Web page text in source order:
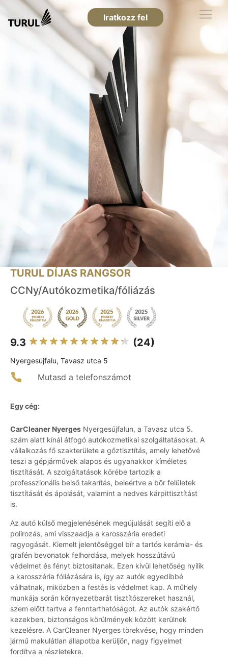
Iratkozz fel
TURUL DÍJAS RANGSOR
CCNy/Autókozmetika/fóliázás
9.3 (24)
Nyergesújfalu, Tavasz utca 5
Mutasd a telefonszámot
Egy cég:
CarCleaner Nyerges Nyergesújfalun, a Tavasz utca 5.
szám alatt kínál átfogó autókozmetikai szolgáltatásokat. A
vállalkozás fő szakterülete a gőztisztítás, amely lehetővé
teszi a gépjárművek alapos és ugyanakkor kíméletes
tisztítását. A szolgáltatások körébe tartozik a
professzionális belső takarítás, beleértve a bőr felületek
tisztítását és ápolását, valamint a nedves kárpittisztítást
is.
Az autó külső megjelenésének megújulását segíti elő a
polírozás, ami visszaadja a karosszéria eredeti
ragyogását. Kiemelt jelentőséggel bír a tartós kerámia- és
grafén bevonatok felhordása, melyek hosszútávú
védelmet és fényt biztosítanak. Ezen kívül lehetőség nyílik
a karosszéria fóliázására is, így az autók egyedibbé
válhatnak, miközben a festés is védelmet kap. A műhely
munkája során környezetbarát tisztítószereket használ,
szem előtt tartva a fenntarthatóságot. Az autók szakértő
kezekben, biztonságos körülmények között kerülnek
kezelésre. A CarCleaner Nyerges törekvése, hogy minden
jármű makulátlan állapotba kerüljön, nagy figyelmet
fordítva a részletekre.